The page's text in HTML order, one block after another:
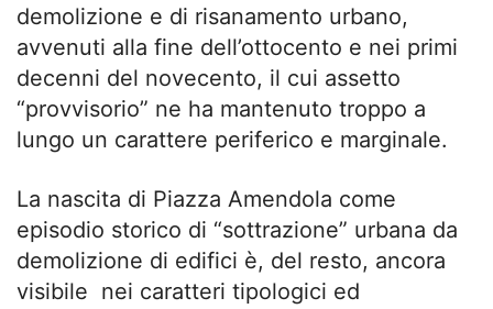
demolizione e di risanamento urbano,
avvenuti alla fine dell’ottocento e nei primi
decenni del novecento, il cui assetto
“provvisorio” ne ha mantenuto troppo a
lungo un carattere periferico e marginale.
La nascita di Piazza Amendola come
episodio storico di “sottrazione” urbana da
demolizione di edifici è, del resto, ancora
visibile nei caratteri tipologici ed